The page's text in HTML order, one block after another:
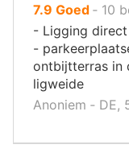
7.9 uit
10
,
Goed ‐ 10
- Ligging
-
ontbijtterras in
ligweide
Anoniem ‐ DE,